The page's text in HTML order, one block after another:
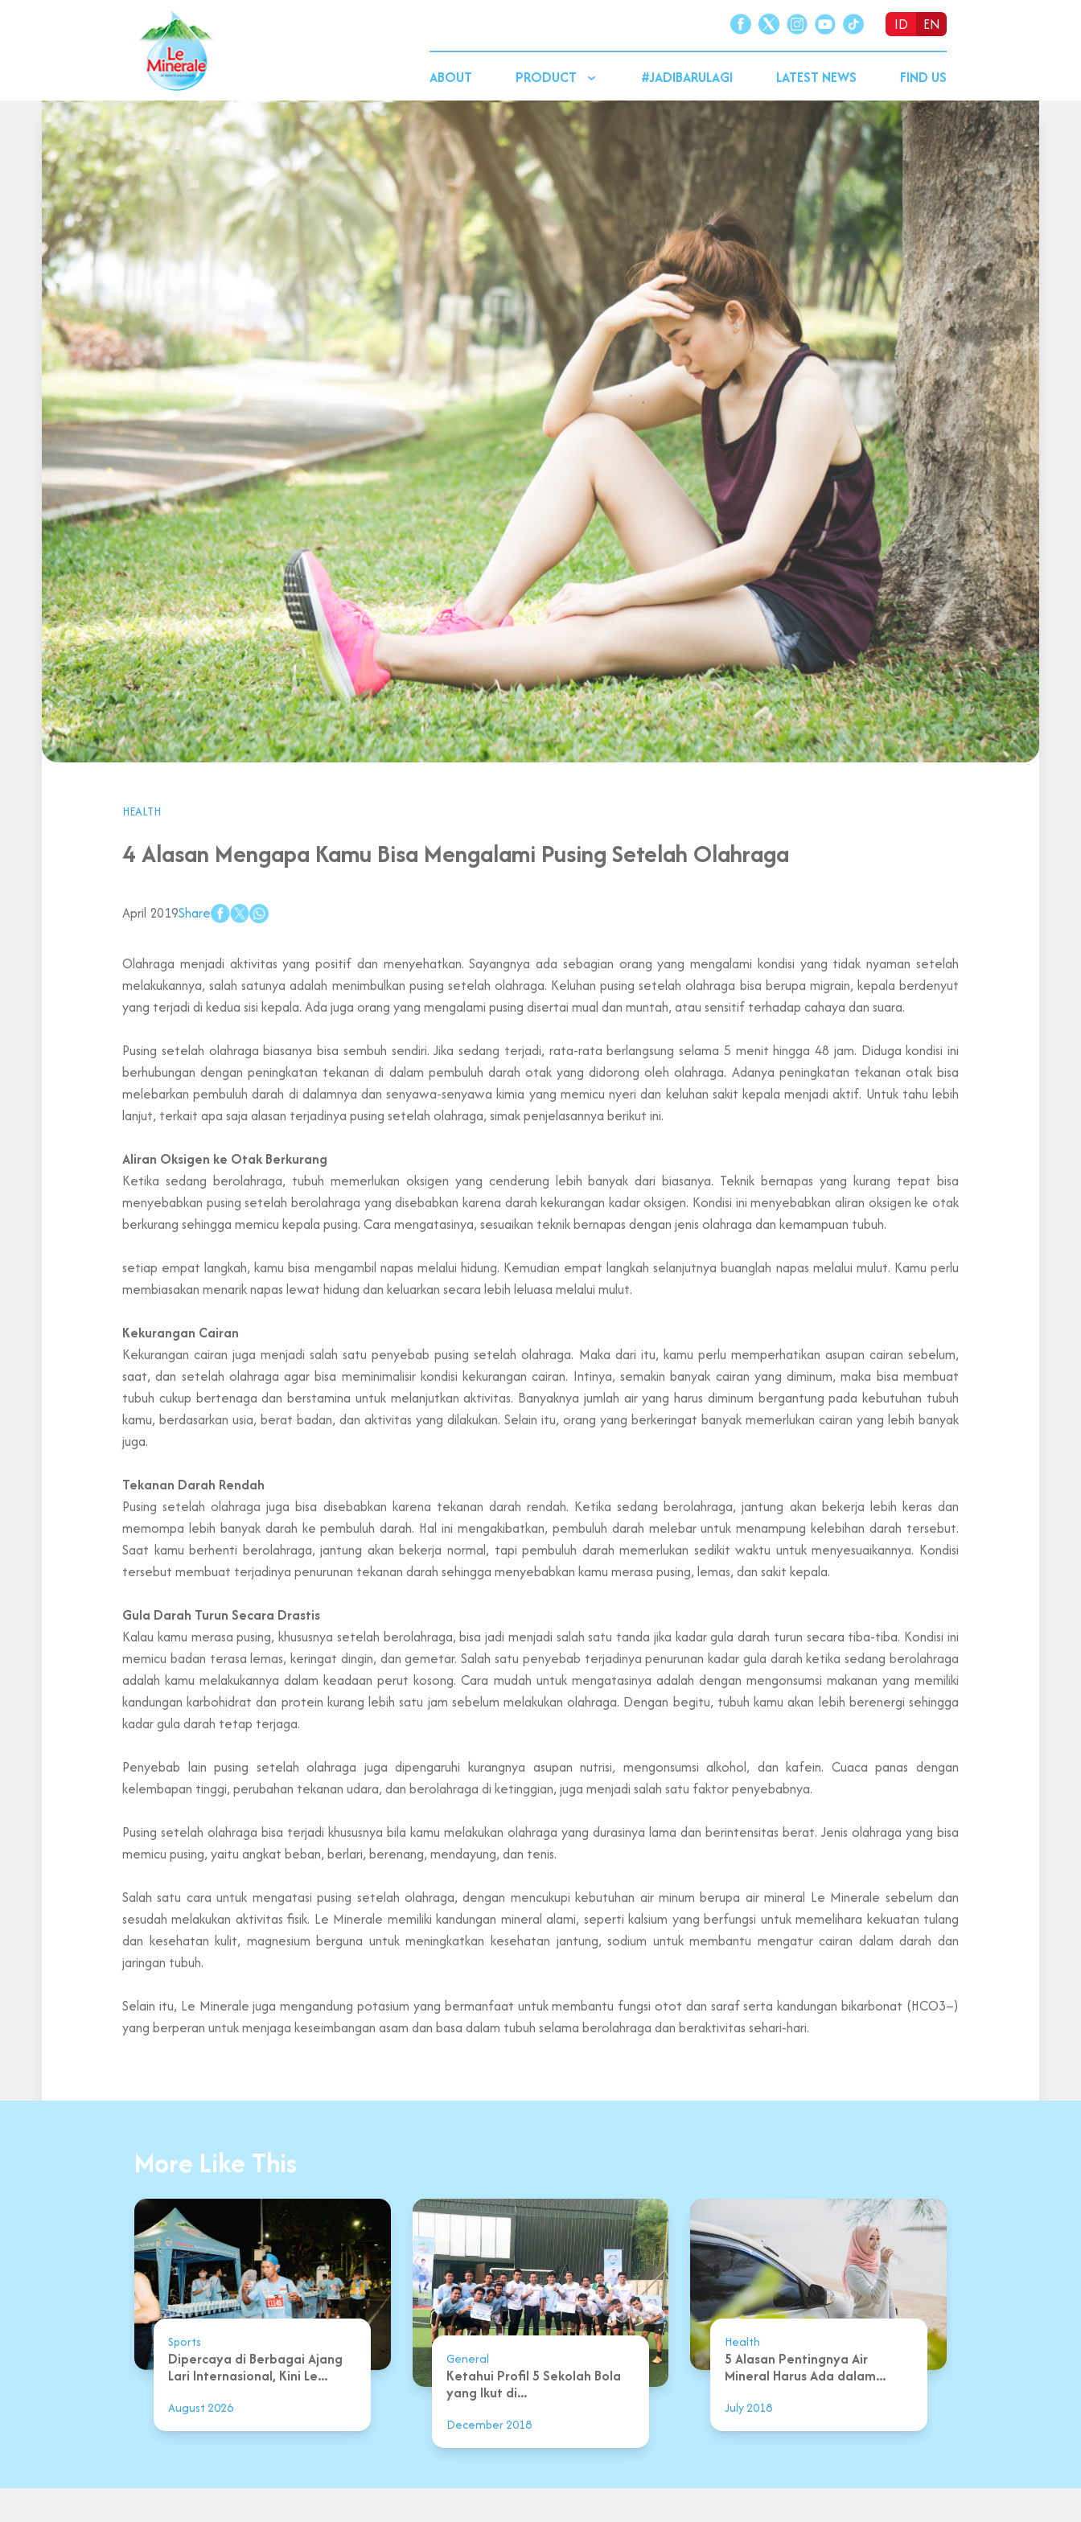
ID EN
ABOUT PRODUCT #JADIBARULAGI LATEST NEWS FIND US
HEALTH
4 Alasan Mengapa Kamu Bisa Mengalami Pusing Setelah Olahraga
April 2019Share
Olahraga menjadi aktivitas yang positif dan menyehatkan. Sayangnya ada sebagian orang yang mengalami kondisi yang tidak nyaman setelah
melakukannya, salah satunya adalah menimbulkan pusing setelah olahraga. Keluhan pusing setelah olahraga bisa berupa migrain, kepala berdenyut
yang terjadi di kedua sisi kepala. Ada juga orang yang mengalami pusing disertai mual dan muntah, atau sensitif terhadap cahaya dan suara.
Pusing setelah olahraga biasanya bisa sembuh sendiri. Jika sedang terjadi, rata-rata berlangsung selama 5 menit hingga 48 jam. Diduga kondisi ini
berhubungan dengan peningkatan tekanan di dalam pembuluh darah otak yang didorong oleh olahraga. Adanya peningkatan tekanan otak bisa
melebarkan pembuluh darah di dalamnya dan senyawa-senyawa kimia yang memicu nyeri dan keluhan sakit kepala menjadi aktif. Untuk tahu lebih
lanjut, terkait apa saja alasan terjadinya pusing setelah olahraga, simak penjelasannya berikut ini.
Aliran Oksigen ke Otak Berkurang
Ketika sedang berolahraga, tubuh memerlukan oksigen yang cenderung lebih banyak dari biasanya. Teknik bernapas yang kurang tepat bisa
menyebabkan pusing setelah berolahraga yang disebabkan karena darah kekurangan kadar oksigen. Kondisi ini menyebabkan aliran oksigen ke otak
berkurang sehingga memicu kepala pusing. Cara mengatasinya, sesuaikan teknik bernapas dengan jenis olahraga dan kemampuan tubuh.
setiap empat langkah, kamu bisa mengambil napas melalui hidung. Kemudian empat langkah selanjutnya buanglah napas melalui mulut. Kamu perlu
membiasakan menarik napas lewat hidung dan keluarkan secara lebih leluasa melalui mulut.
Kekurangan Cairan
Kekurangan cairan juga menjadi salah satu penyebab pusing setelah olahraga. Maka dari itu, kamu perlu memperhatikan asupan cairan sebelum,
saat, dan setelah olahraga agar bisa meminimalisir kondisi kekurangan cairan. Intinya, semakin banyak cairan yang diminum, maka bisa membuat
tubuh cukup bertenaga dan berstamina untuk melanjutkan aktivitas. Banyaknya jumlah air yang harus diminum bergantung pada kebutuhan tubuh
kamu, berdasarkan usia, berat badan, dan aktivitas yang dilakukan. Selain itu, orang yang berkeringat banyak memerlukan cairan yang lebih banyak
juga.
Tekanan Darah Rendah
Pusing setelah olahraga juga bisa disebabkan karena tekanan darah rendah. Ketika sedang berolahraga, jantung akan bekerja lebih keras dan
memompa lebih banyak darah ke pembuluh darah. Hal ini mengakibatkan, pembuluh darah melebar untuk menampung kelebihan darah tersebut.
Saat kamu berhenti berolahraga, jantung akan bekerja normal, tapi pembuluh darah memerlukan sedikit waktu untuk menyesuaikannya. Kondisi
tersebut membuat terjadinya penurunan tekanan darah sehingga menyebabkan kamu merasa pusing, lemas, dan sakit kepala.
Gula Darah Turun Secara Drastis
Kalau kamu merasa pusing, khususnya setelah berolahraga, bisa jadi menjadi salah satu tanda jika kadar gula darah turun secara tiba-tiba. Kondisi ini
memicu badan terasa lemas, keringat dingin, dan gemetar. Salah satu penyebab terjadinya penurunan kadar gula darah ketika sedang berolahraga
adalah kamu melakukannya dalam keadaan perut kosong. Cara mudah untuk mengatasinya adalah dengan mengonsumsi makanan yang memiliki
kandungan karbohidrat dan protein kurang lebih satu jam sebelum melakukan olahraga. Dengan begitu, tubuh kamu akan lebih berenergi sehingga
kadar gula darah tetap terjaga.
Penyebab lain pusing setelah olahraga juga dipengaruhi kurangnya asupan nutrisi, mengonsumsi alkohol, dan kafein. Cuaca panas dengan
kelembapan tinggi, perubahan tekanan udara, dan berolahraga di ketinggian, juga menjadi salah satu faktor penyebabnya.
Pusing setelah olahraga bisa terjadi khususnya bila kamu melakukan olahraga yang durasinya lama dan berintensitas berat. Jenis olahraga yang bisa
memicu pusing, yaitu angkat beban, berlari, berenang, mendayung, dan tenis.
Salah satu cara untuk mengatasi pusing setelah olahraga, dengan mencukupi kebutuhan air minum berupa air mineral Le Minerale sebelum dan
sesudah melakukan aktivitas fisik. Le Minerale memiliki kandungan mineral alami, seperti kalsium yang berfungsi untuk memelihara kekuatan tulang
dan kesehatan kulit, magnesium berguna untuk meningkatkan kesehatan jantung, sodium untuk membantu mengatur cairan dalam darah dan
jaringan tubuh.
Selain itu, Le Minerale juga mengandung potasium yang bermanfaat untuk membantu fungsi otot dan saraf serta kandungan bikarbonat (HCO3–)
yang berperan untuk menjaga keseimbangan asam dan basa dalam tubuh selama berolahraga dan beraktivitas sehari-hari.
More Like This
Sports
Dipercaya di Berbagai Ajang
Lari Internasional, Kini Le...
August 2026
General
Ketahui Profil 5 Sekolah Bola
yang Ikut di...
December 2018
Health
5 Alasan Pentingnya Air
Mineral Harus Ada dalam...
July 2018